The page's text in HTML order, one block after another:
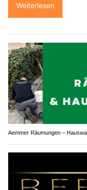
Weiterlesen
Aemmer Räumungen –